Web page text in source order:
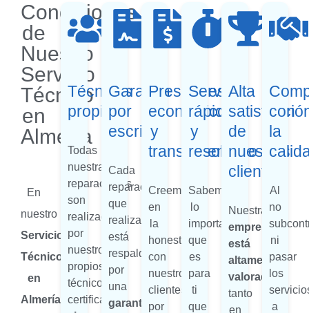
Condiciones
de
Nuestro
Servicio
Técnico
en
Almería
En
nuestro
Servicio
Técnico
en
Almería
Técnicos
propios
Todas
nuestras
reparaciones
son
realizadas
por
nuestros
propios
técnicos
certificados,
Garantía
por
escrito
Cada
reparación
que
realizamos
está
respaldada
por
una
garantía
Presupuestos
económicos
y
transparentes
Creemos
en
la
honestidad
con
nuestros
clientes,
por
Servicio
rápido
y
resolutivo
Sabemos
lo
importante
que
es
para
ti
que
Alta
de
nuestros
clientes
Nuestra
empresa
está
altamente
valorada
tanto
en
con
la
Al
no
ni
pasar
los
a